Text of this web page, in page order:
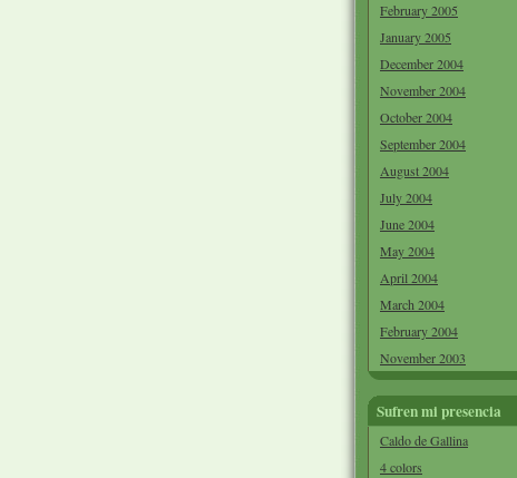
February 2005
January 2005
December 2004
November 2004
October 2004
September 2004
August 2004
July 2004
June 2004
May 2004
April 2004
March 2004
February 2004
November 2003
Sufren mi presencia
Caldo de Gallina
4 colors